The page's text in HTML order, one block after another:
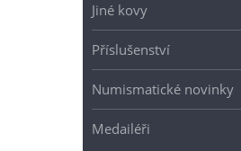
Jiné kovy
Příslušenství
Numismatické novinky
Medailéři